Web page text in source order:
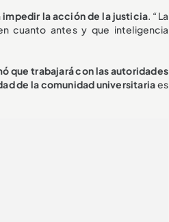
la acción de la justicia. “La
cuanto antes y que inteligencia
que trabajará con las autoridades
de la comunidad universitariaes